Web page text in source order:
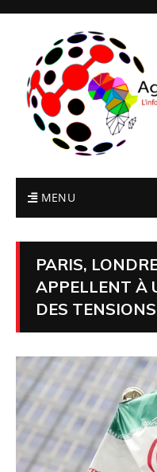
MENU
PARIS,
APPELLENT À
DES